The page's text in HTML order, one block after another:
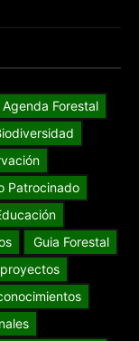
Agenda Forestal
Patrocinado
Guia Forestal